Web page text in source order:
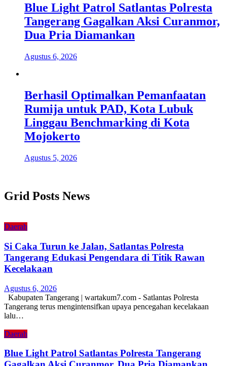
Blue Light Patrol Satlantas Polresta
Tangerang Gagalkan Aksi Curanmor,
Dua Pria Diamankan
Agustus 6, 2026
Berhasil Optimalkan Pemanfaatan
Rumija untuk PAD, Kota Lubuk
Linggau Benchmarking di Kota
Mojokerto
Agustus 5, 2026
Grid Posts News
Daerah
Si Caka Turun ke Jalan, Satlantas Polresta
Tangerang Edukasi Pengendara di Titik Rawan
Kecelakaan
Agustus 6, 2026
Kabupaten Tangerang | wartakum7.com - Satlantas Polresta
Tangerang terus mengintensifkan upaya pencegahan kecelakaan
lalu…
Daerah
Blue Light Patrol Satlantas Polresta Tangerang